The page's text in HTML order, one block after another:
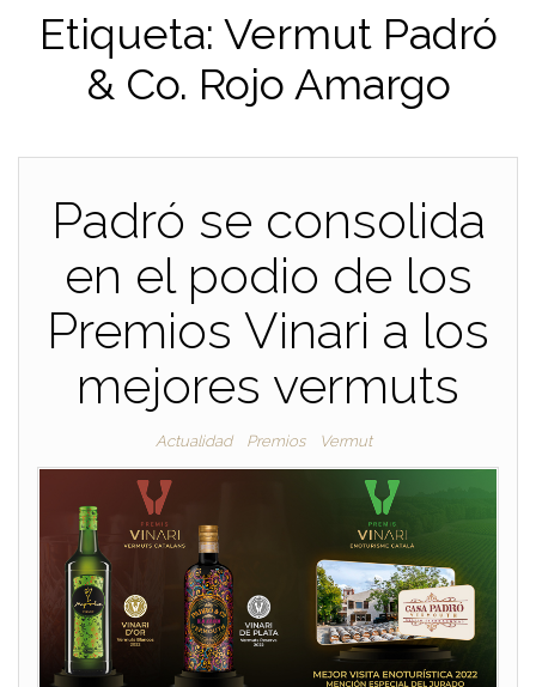
Etiqueta: Vermut Padró
& Co. Rojo Amargo
Padró se consolida
en el podio de los
Premios Vinari a los
mejores vermuts
Actualidad Premios Vermut